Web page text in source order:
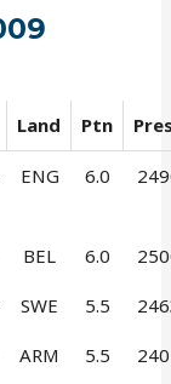
Land Ptn
ENG 6.0
BEL 6.0
SWE 5.5
ARM 5.5